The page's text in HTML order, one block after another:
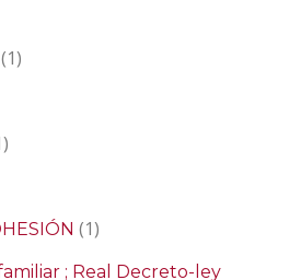
(1)
(1)
; Real Decreto-ley